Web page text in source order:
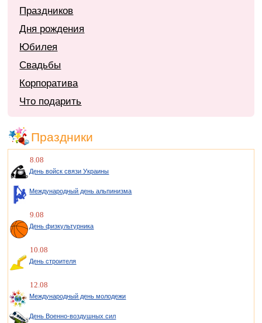
Праздников
Дня рождения
Юбилея
Свадьбы
Корпоратива
Что подарить
Праздники
8.08
День войск связи Украины
Международный день альпинизма
9.08
День физкультурника
10.08
День строителя
12.08
Международный день молодежи
День Военно-воздушных сил